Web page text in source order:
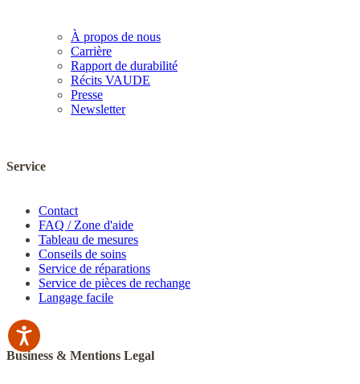
À propos de nous
Carrière
Rapport de durabilité
Récits VAUDE
Presse
Newsletter
Service
Contact
FAQ / Zone d'aide
Tableau de mesures
Conseils de soins
Service de réparations
Service de pièces de rechange
Langage facile
Business & Mentions Legal